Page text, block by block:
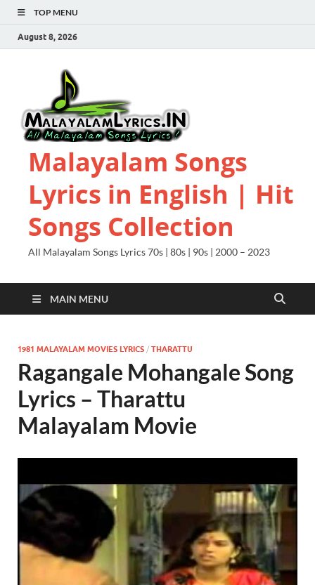
TOP MENU
August 8, 2026
Malayalam Songs
Lyrics in English | Hit
Songs Collection
All Malayalam Songs Lyrics 70s | 80s | 90s | 2000 – 2023
MAIN MENU
1981 MALAYALAM MOVIES LYRICS / THARATTU
Ragangale Mohangale Song
Lyrics – Tharattu
Malayalam Movie